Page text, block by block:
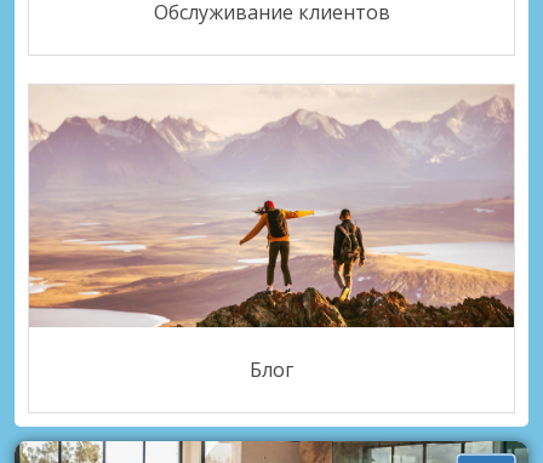
Обслуживание клиентов
Блог